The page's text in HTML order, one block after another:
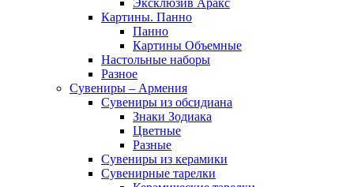
Эксклюзив Аракс
Картины. Панно
Панно
Картины Объемные
Настольные наборы
Разное
Сувениры – Армения
Сувениры из обсидиана
Знаки Зодиака
Цветные
Разные
Сувениры из керамики
Сувенирные тарелки